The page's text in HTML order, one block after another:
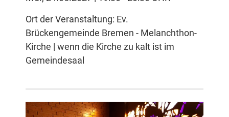
Ort der Veranstaltung: Ev.
Brückengemeinde Bremen - Melanchthon-
Kirche | wenn die Kirche zu kalt ist im
Gemeindesaal